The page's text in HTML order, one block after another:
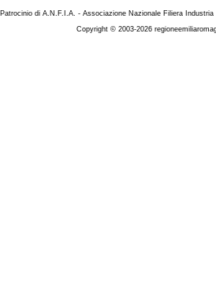
Patrocinio di A.N.F.I.A. - Associazione Nazionale Filiera
Copyright © 2003-2026